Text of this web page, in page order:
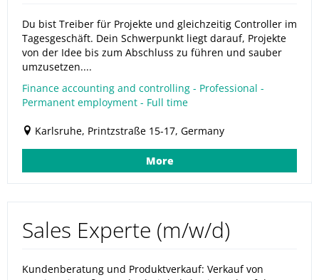
Du bist Treiber für Projekte und gleichzeitig Controller im
Tagesgeschäft. Dein Schwerpunkt liegt darauf, Projekte
von der Idee bis zum Abschluss zu führen und sauber
umzusetzen....
Finance accounting and controlling - Professional -
Permanent employment - Full time
Karlsruhe, Printzstraße 15-17, Germany
More
Sales Experte (m/w/d)
Kundenberatung und Produktverkauf: Verkauf von